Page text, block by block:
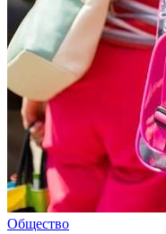
Общество